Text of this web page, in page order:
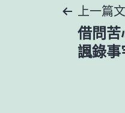
文
章
上一篇
借問苦
諷錄事